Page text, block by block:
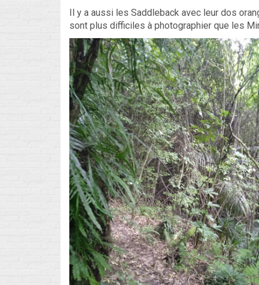
Il y a aussi les Saddleback avec leur dos
sont plus difficiles à photographier que les